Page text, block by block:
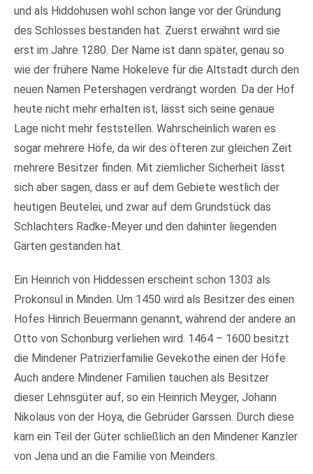
und als Hiddohusen wohl schon lange vor der Gründung
des Schlosses bestanden hat. Zuerst erwähnt wird sie
erst im Jahre 1280. Der Name ist dann später, genau so
wie der frühere Name Hokeleve für die Altstadt durch den
neuen Namen Petershagen verdrängt worden. Da der Hof
heute nicht mehr erhalten ist, lässt sich seine genaue
Lage nicht mehr feststellen. Wahrscheinlich waren es
sogar mehrere Höfe, da wir des öfteren zur gleichen Zeit
mehrere Besitzer finden. Mit ziemlicher Sicherheit lässt
sich aber sagen, dass er auf dem Gebiete westlich der
heutigen Beutelei, und zwar auf dem Grundstück das
Schlachters Radke-Meyer und den dahinter liegenden
Gärten gestanden hat.
Ein Heinrich von Hiddessen erscheint schon 1303 als
Prokonsul in Minden. Um 1450 wird als Besitzer des einen
Hofes Hinrich Beuermann genannt, während der andere an
Otto von Schonburg verliehen wird. 1464 – 1600 besitzt
die Mindener Patrizierfamilie Gevekothe einen der Höfe.
Auch andere Mindener Familien tauchen als Besitzer
dieser Lehnsgüter auf, so ein Heinrich Meyger, Johann
Nikolaus von der Hoya, die Gebrüder Garssen. Durch diese
kam ein Teil der Güter schließlich an den Mindener Kanzler
von Jena und an die Familie von Meinders.